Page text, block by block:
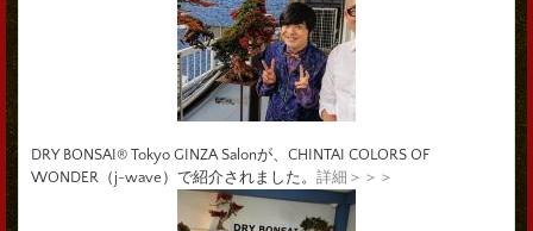
DRY BONSAI® Tokyo GINZA Salonが、CHINTAI COLORS OF
WONDER（j-wave）で紹介されました。 詳細＞＞＞